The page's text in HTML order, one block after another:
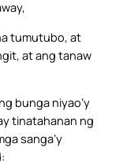
tumutubo, at
at ang tanaw
bunga niyao’y
tinatahanan ng
sanga’y